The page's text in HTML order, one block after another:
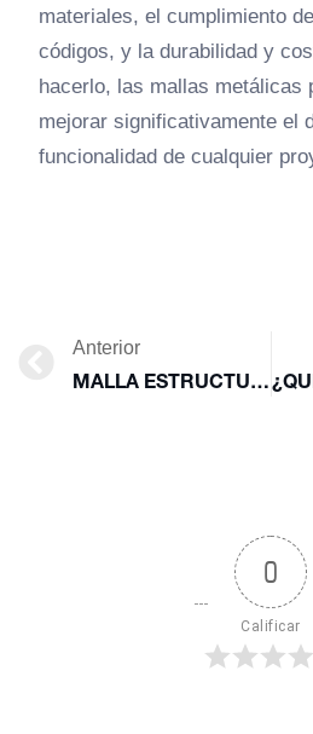
materiales, el cumplimiento
códigos, y la durabilidad y
hacerlo, las mallas metálicas
mejorar significativamente el
funcionalidad de cualquier
Anterior
MALLA ESTRUCTURAL PARA MUROS DE CONCRETO (GRATING)
0
Calificar